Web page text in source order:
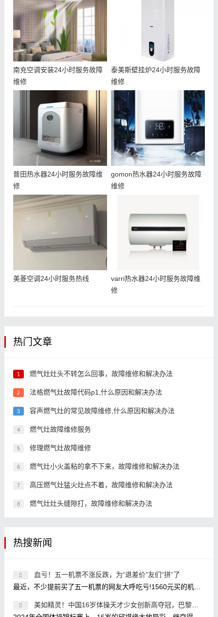
南充空调安装24小时服务故障
维修
泰美斯壁挂炉24小时服务故障
维修
普田热水器24小时服务故障维
修
gomon热水器24小时服务故障
维修
美菱空调24小时服务热线
varri热水器24小时服务故障维
修
热门文章
1 燃气灶灶头不转怎么回事，故障维修和解决办法
2 法格燃气灶故障代码p1,什么原因和解决办法
3 容声燃气灶的常见故障维修,什么原因和解决办法
4 燃气灶故障维修服务
5 修理燃气灶故障维修
6 燃气灶小火盖粘的拿不下来，故障维修和解决办法
7 高压燃气灶猛火灶点不着，故障维修和解决办法
8 燃气灶灶头缝隙打，故障维修和解决办法
热搜新闻
血亏！五一机票不涨反跌，为“退差价”友们“拼”了
最近，不少提前买了五一机票的网友大呼吃亏!1560元买的机票现在卖580元，关键是我3个人，意味着白送了3K;买的时候1800元，现在800元?我还两
美如精灵！中国16岁体操天才少女创新高夺冠，巴黎奥运冲金有